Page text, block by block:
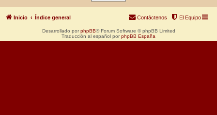
Inicio Índice general El Equipo
Contáctenos
Desarrollado por phpBB® Forum Software © phpBB Limited
Traducción al español por phpBB España